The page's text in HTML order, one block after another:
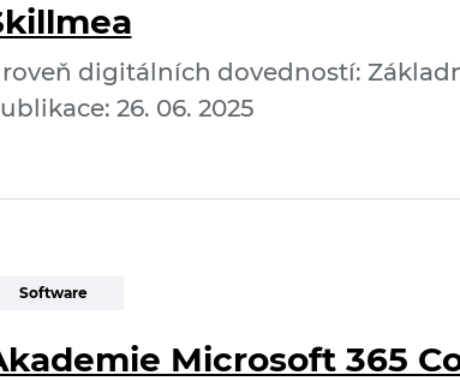
digitálních dovedností:
26. 06. 2025
Software
Microsoft 365